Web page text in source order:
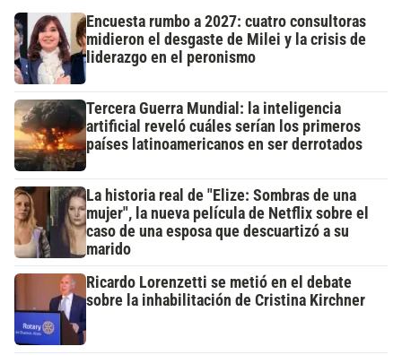
Encuesta rumbo a 2027: cuatro consultoras
midieron el desgaste de Milei y la crisis de
liderazgo en el peronismo
Tercera Guerra Mundial: la inteligencia
artificial reveló cuáles serían los primeros
países latinoamericanos en ser derrotados
La historia real de "Elize: Sombras de una
mujer", la nueva película de Netflix sobre el
caso de una esposa que descuartizó a su
marido
Ricardo Lorenzetti se metió en el debate
sobre la inhabilitación de Cristina Kirchner